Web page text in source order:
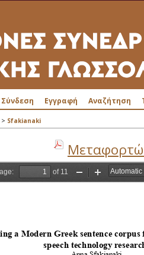
Σύνδεση Εγγραφή Αναζήτηση
> Sfakianaki